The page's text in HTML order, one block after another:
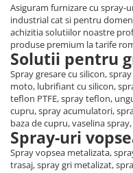
Asiguram furnizare cu
industrial cat si pentru
achizitia solutiilor noastre
produse premium la tarife
Solutii pentru
Spray gresare cu silicon,
moto, lubrifiant cu silicon,
teflon PTFE, spray teflon,
cupru, spray acumulatori,
baza de cupru, vaselina spray,
Spray-uri
Spray vopsea metalizata,
trasaj, spray gri metalizat,